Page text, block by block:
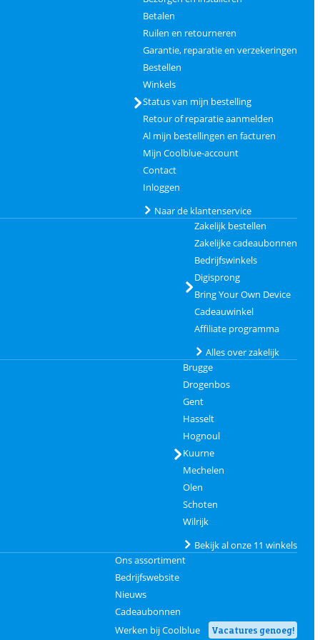
Betalen
Ruilen en retourneren
Garantie, reparatie en verzekeringen
Bestellen
Winkels
Status van mijn bestelling
Retour of reparatie aanmelden
Al mijn bestellingen en facturen
Mijn Coolblue-account
Contact
Inloggen
Naar de klantenservice
Zakelijk bestellen
Zakelijke cadeaubonnen
Bedrijfswinkels
Digisprong
Bring Your Own Device
Cadeauwinkel
Affiliate programma
Alles over zakelijk
Brugge
Drogenbos
Gent
Hasselt
Hognoul
Kuurne
Mechelen
Olen
Schoten
Wilrijk
Bekijk al onze 11 winkels
Ons assortiment
Bedrijfswebsite
Nieuws
Cadeaubonnen
Werken bij Coolblue
Vacatures genoeg!